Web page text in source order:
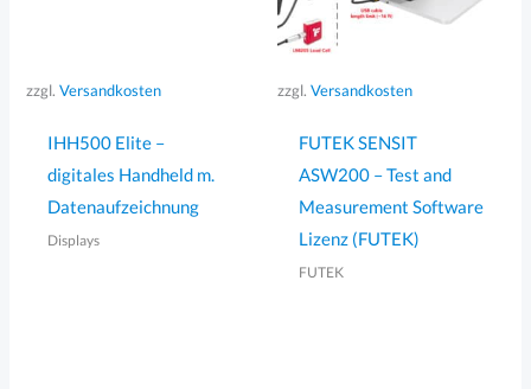
zzgl.Versandkosten
IHH500 Elite –
digitales Handheld m.
Datenaufzeichnung
Displays
zzgl. Versandkosten
FUTEK SENSIT
ASW200 – Test and
Measurement Software
Lizenz (FUTEK)
FUTEK